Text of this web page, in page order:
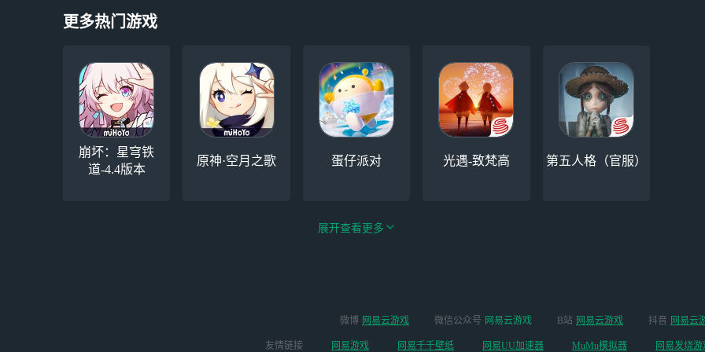
更多热门游戏
崩坏：星穹铁
道-4.4版本
原神·空月之歌 蛋仔派对 光遇-致梵高 第五人格（官服）
逆水寒手游（全新
版本开启 ）
云手机 阴阳师
展开查看更多
微博 网易云游戏 微信公众号 网易云游戏 B站 网易云游戏 抖音 网易云
友情链接 网易游戏 网易千千壁纸 网易UU加速器 MuMu模拟器 网易发烧游